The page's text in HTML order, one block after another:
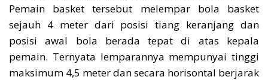
Pemain basket tersebut melempar bola basket
sejauh 4 meter dari posisi tiang keranjang dan
posisi awal bola berada tepat di atas kepala
pemain. Ternyata lemparannya mempunyai tinggi
maksimum 4,5 meter dan secara horisontal berjarak